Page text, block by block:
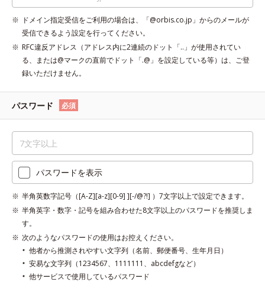
ドメイン指定受信をご利用の場合は、「@orbis.co.jp」からのメールが
受信できるよう設定を行ってください。
RFC違反アドレス（アドレス内に2連続のドット「..」が使用されてい
る、または@マークの直前でドット「.@」を設定している等）は、ご登
録いただけません。
パスワード 必須
パスワードを表示
半角英数字記号（[A-Z][a-z][0-9] ][-/@?!] ）7文字以上で設定できます。
半角英字・数字・記号を組み合わせた8文字以上のパスワードを推奨しま
す。
次のようなパスワードの使用はお控えください。
他者から推測されやすい文字列（名前、郵便番号、生年月日）
安易な文字列（1234567、1111111、abcdefgなど）
他サービスで使用しているパスワード